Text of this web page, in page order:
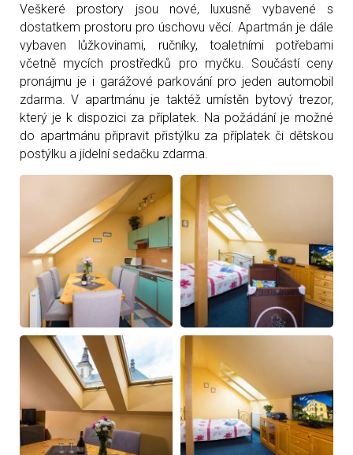
Veškeré prostory jsou nové, luxusně vybavené s
dostatkem prostoru pro úschovu věcí. Apartmán je dále
vybaven lůžkovinami, ručníky, toaletními potřebami
včetně mycích prostředků pro myčku. Součástí ceny
pronájmu je i garážové parkování pro jeden automobil
zdarma. V apartmánu je taktéž umístěn bytový trezor,
který je k dispozici za příplatek. Na požádání je možné
do apartmánu připravit přistýlku za příplatek či dětskou
postýlku a jídelní sedačku zdarma.